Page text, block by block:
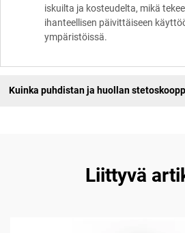
iskuilta ja kosteudelta, mikä
ihanteellisen päivittäiseen
ympäristöissä.
Kuinka puhdistan ja huollan
Liittyvä